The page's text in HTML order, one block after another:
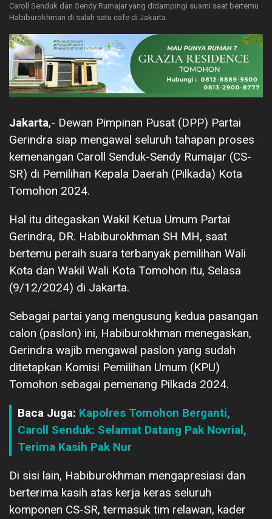
Caroll Senduk dan Sendy Rumajar yang didampingi suami saat bertemu
Habiburokhman di salah satu cafe di Jakarta.
Jakarta,- Dewan Pimpinan Pusat (DPP) Partai
Gerindra siap mengawal seluruh tahapan proses
kemenangan Caroll Senduk-Sendy Rumajar (CS-
SR) di Pemilihan Kepala Daerah (Pilkada) Kota
Tomohon 2024.
Hal itu ditegaskan Wakil Ketua Umum Partai
Gerindra, DR. Habiburokhman SH MH, saat
bertemu peraih suara terbanyak pemilihan Wali
Kota dan Wakil Wali Kota Tomohon itu, Selasa
(9/12/2024) di Jakarta.
Sebagai partai yang mengusung kedua pasangan
calon (paslon) ini, Habiburokhman menegaskan,
Gerindra wajib mengawal paslon yang sudah
ditetapkan Komisi Pemilihan Umum (KPU)
Tomohon sebagai pemenang Pilkada 2024.
Baca Juga: Kapolres Tomohon Berganti,
Caroll Senduk: Selamat Datang Pak Novrial,
Terima Kasih Pak Nur
Di sisi lain, Habiburokhman mengapresiasi dan
berterima kasih atas kerja keras seluruh
komponen CS-SR, termasuk tim relawan, kader